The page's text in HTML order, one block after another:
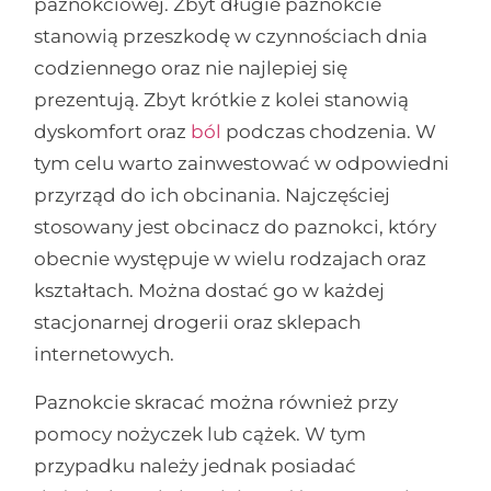
paznokciowej. Zbyt długie paznokcie
stanowią przeszkodę w czynnościach dnia
codziennego oraz nie najlepiej się
prezentują. Zbyt krótkie z kolei stanowią
dyskomfort oraz ból podczas chodzenia. W
tym celu warto zainwestować w odpowiedni
przyrząd do ich obcinania. Najczęściej
stosowany jest obcinacz do paznokci, który
obecnie występuje w wielu rodzajach oraz
kształtach. Można dostać go w każdej
stacjonarnej drogerii oraz sklepach
internetowych.
Paznokcie skracać można również przy
pomocy nożyczek lub cążek. W tym
przypadku należy jednak posiadać